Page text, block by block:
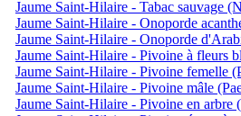
Jaume Saint-Hilaire - Tabac sauvage
Jaume Saint-Hilaire - Onoporde
Jaume Saint-Hilaire - Onoporde
Jaume Saint-Hilaire - Pivoine à fleurs
Jaume Saint-Hilaire - Pivoine femelle
Jaume Saint-Hilaire - Pivoine mâle
Jaume Saint-Hilaire - Pivoine en arbre